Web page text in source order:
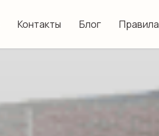
Контакты Блог Правила